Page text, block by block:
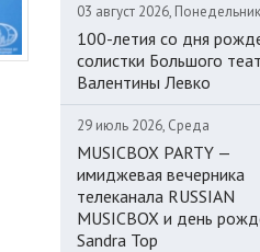
03 август 2026, Понедельник
100-летия со дня
солистки Большого
Валентины Левко
29 июль 2026, Среда
MUSICBOX PARTY —
имиджевая вечерника
телеканала RUSSIAN
MUSICBOX и день
Sandra Top